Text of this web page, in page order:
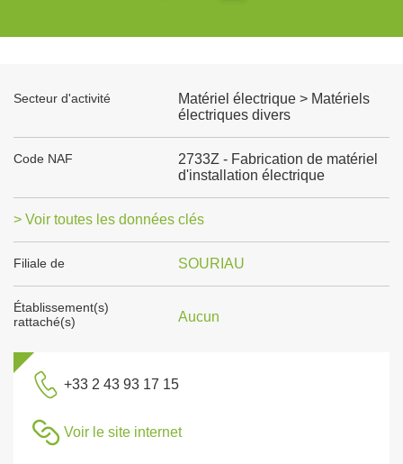
Secteur d'activité
Matériel électrique > Matériels
électriques divers
Code NAF
2733Z - Fabrication de matériel
d'installation électrique
> Voir toutes les données clés
Filiale de SOURIAU
Établissement(s)
rattaché(s)
Aucun
+33 2 43 93 17 15
Voir le site internet